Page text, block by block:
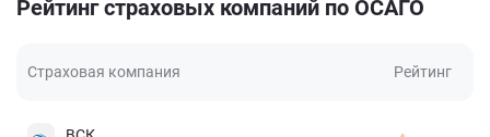
Рейтинг страховых компаний по ОСАГО
Страховая компания Рейтинг